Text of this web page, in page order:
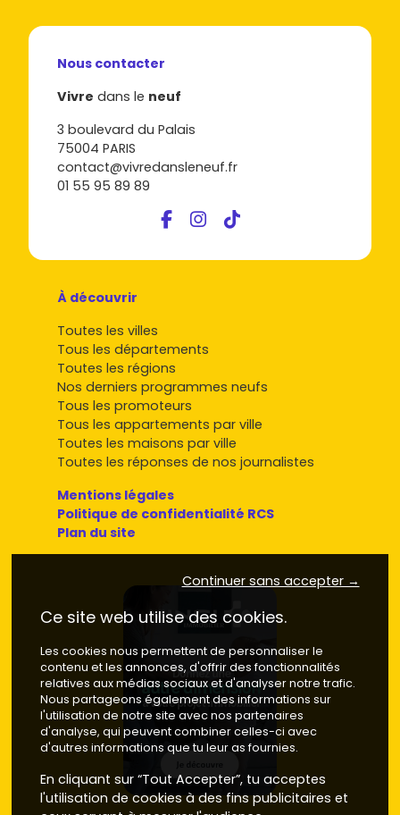
Nous contacter
Vivre dans le neuf
3 boulevard du Palais
75004 PARIS
contact@vivredansleneuf.fr
01 55 95 89 89
À découvrir
Toutes les villes
Tous les départements
Toutes les régions
Nos derniers programmes neufs
Tous les promoteurs
Tous les appartements par ville
Toutes les maisons par ville
Toutes les réponses de nos journalistes
Mentions légales
Politique de confidentialité RCS
Plan du site
Continuer sans accepter →
Ce site web utilise des cookies.
Les cookies nous permettent de personnaliser le
contenu et les annonces, d'offrir des fonctionnalités
relatives aux médias sociaux et d'analyser notre trafic.
Nous partageons également des informations sur
l'utilisation de notre site avec nos partenaires
d'analyse, qui peuvent combiner celles-ci avec
d'autres informations que tu leur as fournies.
En cliquant sur “Tout Accepter”, tu acceptes
l'utilisation de cookies à des fins publicitaires et